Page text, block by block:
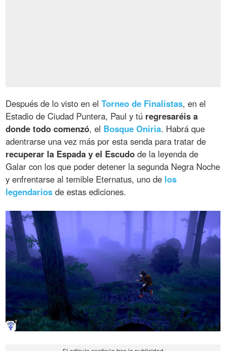
Después de lo visto en elTorneo de Finalistas, en el
Estadio de Ciudad Puntera, Paul y tú regresaréis a
donde todo comenzó, el Bosque Oniria. Habrá que
adentrarse una vez más por esta senda para tratar de
recuperar la Espada y el Escudo de la leyenda de
Galar con los que poder detener la segunda Negra Noche
y enfrentarse al temible Eternatus, uno de los
legendarios de estas ediciones.